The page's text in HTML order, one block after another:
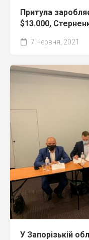
Притула
$13.000,
7 Червня, 2021
У Запорізькій